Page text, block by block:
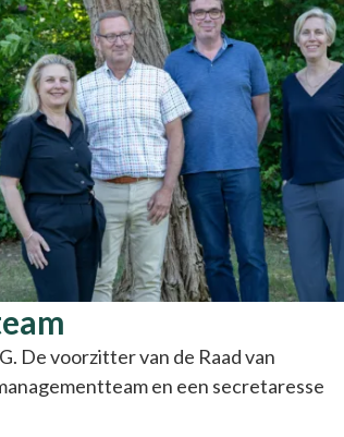
De voorzitter van de Raad van
en een secretaresse